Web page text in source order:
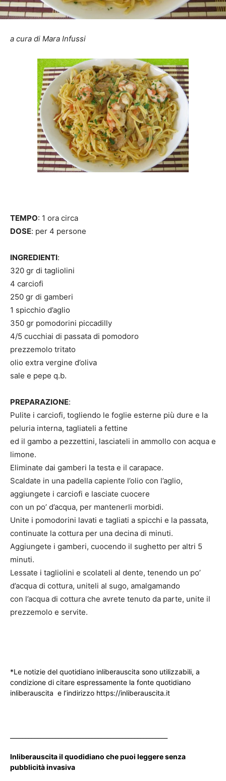
a cura di Mara Infussi
TEMPO: 1 ora circa
DOSE: per 4 persone
INGREDIENTI:
320 gr di tagliolini
4 carciofi
250 gr di gamberi
1 spicchio d’aglio
350 gr pomodorini piccadilly
4/5 cucchiai di passata di pomodoro
prezzemolo tritato
olio extra vergine d’oliva
sale e pepe q.b.
PREPARAZIONE:
Pulite i carciofi, togliendo le foglie esterne più dure e la
peluria interna, tagliateli a fettine
ed il gambo a pezzettini, lasciateli in ammollo con acqua e
limone.
Eliminate dai gamberi la testa e il carapace.
Scaldate in una padella capiente l’olio con l’aglio,
aggiungete i carciofi e lasciate cuocere
con un po’ d’acqua, per mantenerli morbidi.
Unite i pomodorini lavati e tagliati a spicchi e la passata,
continuate la cottura per una decina di minuti.
Aggiungete i gamberi, cuocendo il sughetto per altri 5
minuti.
Lessate i tagliolini e scolateli al dente, tenendo un po’
d’acqua di cottura, uniteli al sugo, amalgamando
con l’acqua di cottura che avrete tenuto da parte, unite il
prezzemolo e servite.
*Le notizie del quotidiano inliberauscita sono utilizzabili, a
condizione di citare espressamente la fonte quotidiano
inliberauscita e l’indirizzo https://inliberauscita.it
Inliberauscita il quodidiano che puoi leggere senza
pubblicità invasiva